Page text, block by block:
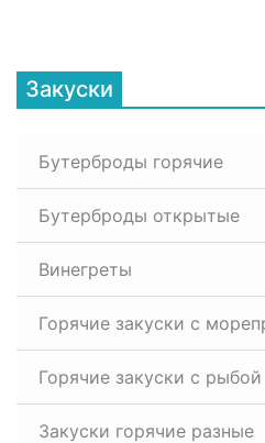
Закуски
Бутерброды горячие
Бутерброды открытые
Винегреты
Горячие закуски с
Горячие закуски с рыбой
Закуски горячие разные